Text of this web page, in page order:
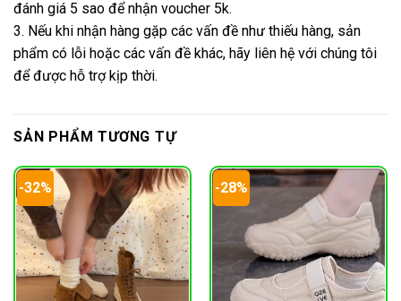
đánh giá 5 sao để nhận voucher 5k.
3. Nếu khi nhận hàng gặp các vấn đề như thiếu hàng, sản
phẩm có lỗi hoặc các vấn đề khác, hãy liên hệ với chúng tôi
để được hỗ trợ kịp thời.
SẢN PHẨM TƯƠNG TỰ
-32% -28%